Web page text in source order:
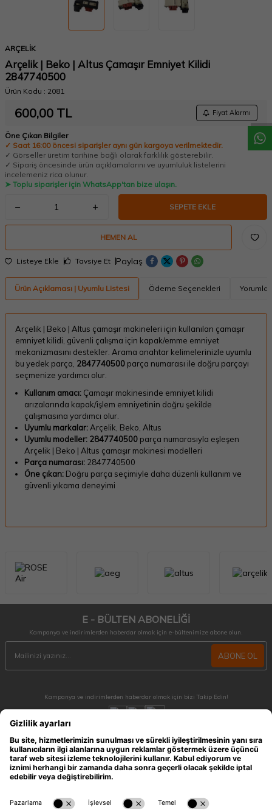
W
h
a
t
a
p
p
D
e
s
t
e
H
a
t
t
ARÇELİK
Arçelik | Beko | Altus Çamaşır Emniyet Kilidi
2847740500
Ürün Kodu : 2081
600,00 TL Fiyat Alarmı
Öne Çıkan Bilgiler
✓ Saat 16:00 öncesi siparişler aynı gün kargoya verilmektedir.
✓ Görseller üretim tarihine bağlı olarak farklılık gösterebilir.
✓ Sipariş öncesinde ürün açıklamalarını ve uyumluluk listelerini
incelemeniz rica olunur.
➤ Toplu siparişler için WhatsApp'tan bize ulaşın.
SEPETE EKLE
HEMEN AL
Listeye Ekle Tavsiye Et Paylaş
Ürün Açıklaması | Uyumlu Listesi Ödeme Seçenekleri Yorumlar
Arçelik | Beko | Altus çamaşır makineleri için kullanılan çamaşır
emniyet kilidi, güvenli çalışma için kapak/emme emniyet
mekanizmasını destekler. Arama anahtar kelimelerinizle uyumlu
bu yedek parça, 2847740500 parça numarası ile doğru parçayı
seçmenize yardımcı olur.
Kullanım amacı: Çamaşır makinesinde emniyet kilidi
arızalarında kapak/işlem emniyetinin doğru şekilde
çalışmasına yardımcı olur.
Uyumlu markalar:Arçelik, Beko, Altus
Uyumlu modeller: 2847740500 parça numarasıyla eşleşen
Arçelik | Beko | Altus çamaşır makinesi modelleri
Parça numarası: 2847740500
Öne çıkan: Doğru parça seçimiyle daha düzenli kullanım ve
güvenli yıkama deneyimi
E - BÜLTEN ABONELİĞİ
Kampanya ve indirimlerden haberdar olmak için e-bültenimize abone olun.
ABONE OL
Kampanya ve indirimlerden haberdar olmak için bizi Takip Edin!
MÜŞTERİ HİZMETLERİ
Hafta içi 09:30 - 18:30 / Hafta sonu 10:00 - 17:00 arası merak ettiğiniz tüm sorular ve
siparişleriniz için ulaşabilirsiniz.